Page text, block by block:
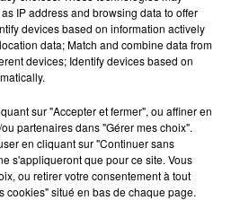
Euro-Mir
IP address and browsing data to offer
devices based on information actively
data; Match and combine data from
devices; Identify devices based on
sur "Accepter et fermer", ou affiner en
partenaires dans "Gérer mes choix".
en cliquant sur "Continuer sans
s'appliqueront que pour ce site. Vous
ou retirer votre consentement à tout
cookies" situé en bas de chaque page.